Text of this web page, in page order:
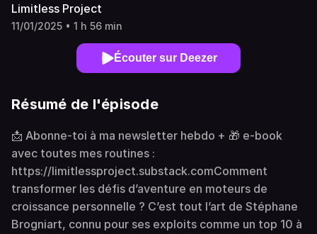
Limitless Project
11/01/2025 • 1 h 56 min
Écouter sur Deezer
Résumé de l'épisode
📩 Abonne-toi à ma newsletter hebdo + 🎁 e-book
avec toutes mes routines :
https://limitlessproject.substack.comComment
transformer les défis d’aventure en moteurs de
croissance personnelle ? C’est tout l’art de Stéphane
Brogniart, connu pour ses exploits comme un top 10 à